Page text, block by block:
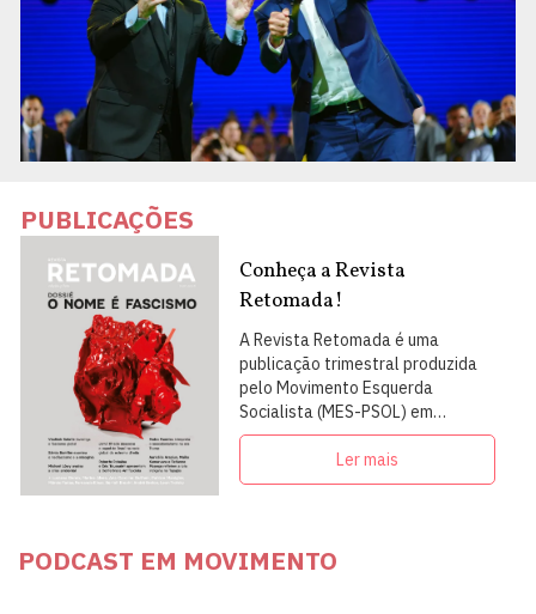
PUBLICAÇÕES
Conheça a Revista
Retomada!
A Revista Retomada é uma
publicação trimestral produzida
pelo Movimento Esquerda
Socialista (MES-PSOL) em
articulação com intelectuais,
militantes e artistas
Ler mais
PODCAST EM MOVIMENTO